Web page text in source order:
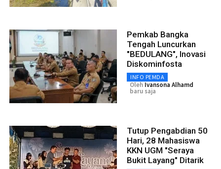
Pemkab Bangka
Tengah Luncurkan
"BEDULANG", Inovasi
Diskominfosta
INFO PEMDA
Oleh Ivansona Alhamd
baru saja
Tutup Pengabdian 50
Hari, 28 Mahasiswa
KKN UGM "Seraya
Bukit Layang" Ditarik